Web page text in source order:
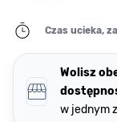
Czas ucieka,
Wolisz
w jednym